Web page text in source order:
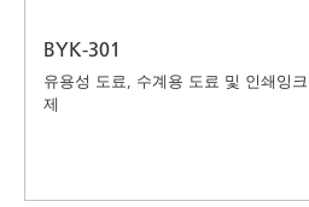
BYK-301
유용성 도료, 수계용 도료 및 인쇄잉
제